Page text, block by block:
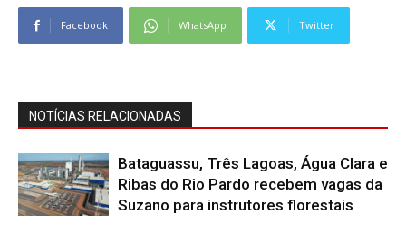
Facebook WhatsApp Twitter
NOTÍCIAS RELACIONADAS
Bataguassu, Três Lagoas, Água Clara e
Ribas do Rio Pardo recebem vagas da
Suzano para instrutores florestais